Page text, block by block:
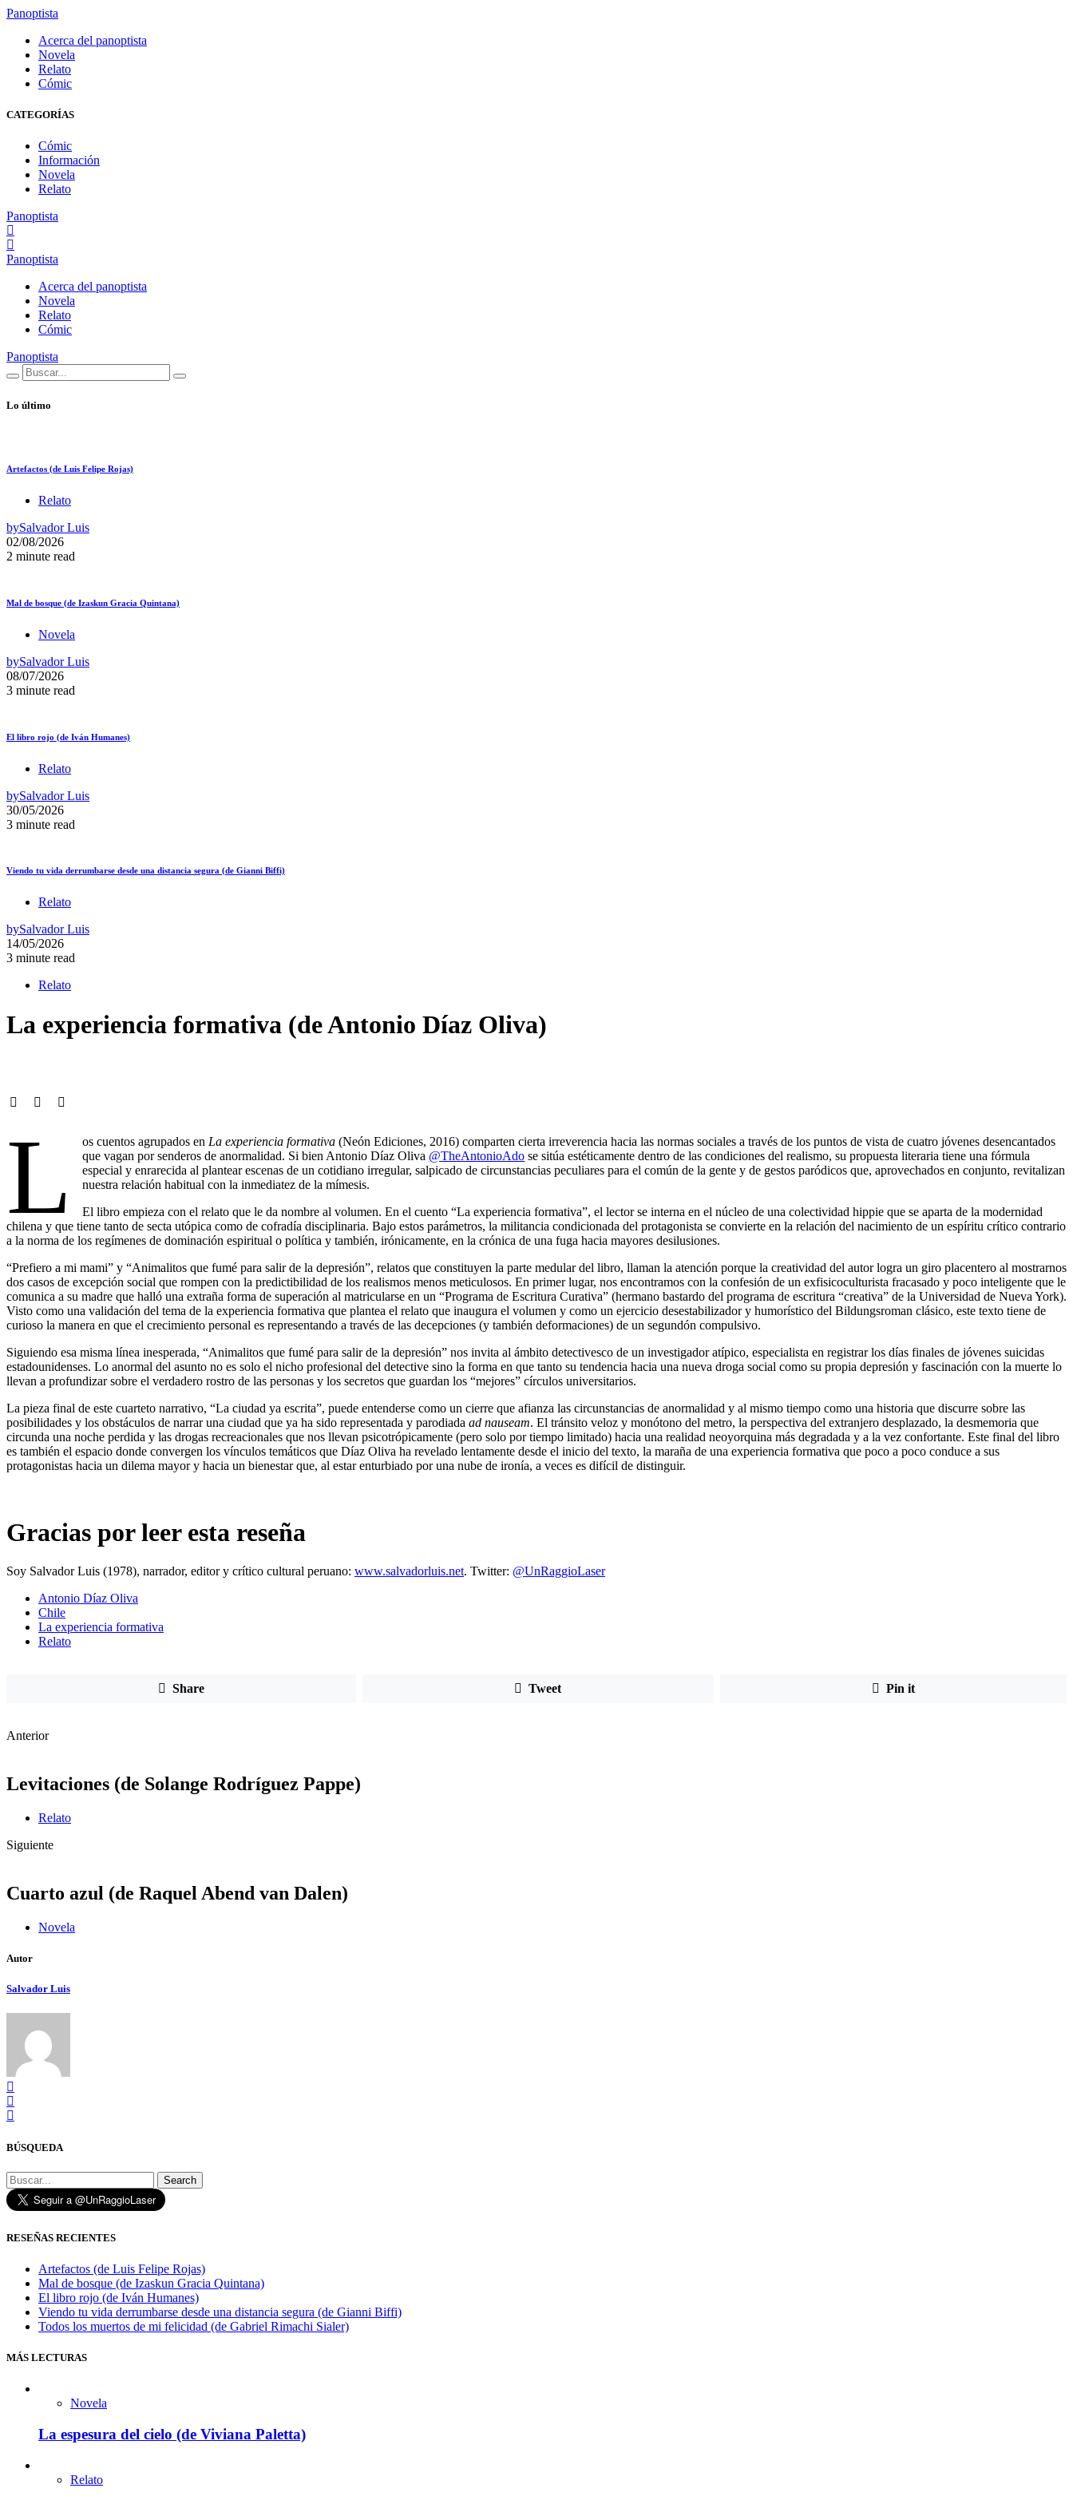
Panoptista
Acerca del panoptista
Novela
Relato
Cómic
CATEGORÍAS
Cómic
Información
Novela
Relato
Panoptista
Panoptista
Acerca del panoptista
Novela
Relato
Cómic
Panoptista
Lo último
Artefactos (de Luis Felipe Rojas)
Relato
bySalvador Luis
02/08/2026
2 minute read
Mal de bosque (de Izaskun Gracia Quintana)
Novela
bySalvador Luis
08/07/2026
3 minute read
El libro rojo (de Iván Humanes)
Relato
bySalvador Luis
30/05/2026
3 minute read
Viendo tu vida derrumbarse desde una distancia segura (de Gianni Biffi)
Relato
bySalvador Luis
14/05/2026
3 minute read
Relato
La experiencia formativa (de Antonio Díaz Oliva)
L os cuentos agrupados en La experiencia formativa (Neón Ediciones, 2016) comparten cierta irreverencia hacia las normas sociales a través de los puntos de vista de cuatro jóvenes desencantados
que vagan por senderos de anormalidad. Si bien Antonio Díaz Oliva @TheAntonioAdo se sitúa estéticamente dentro de las condiciones del realismo, su propuesta literaria tiene una fórmula
especial y enrarecida al plantear escenas de un cotidiano irregular, salpicado de circunstancias peculiares para el común de la gente y de gestos paródicos que, aprovechados en conjunto, revitalizan
nuestra relación habitual con la inmediatez de la mímesis.
El libro empieza con el relato que le da nombre al volumen. En el cuento “La experiencia formativa”, el lector se interna en el núcleo de una colectividad hippie que se aparta de la modernidad
chilena y que tiene tanto de secta utópica como de cofradía disciplinaria. Bajo estos parámetros, la militancia condicionada del protagonista se convierte en la relación del nacimiento de un espíritu crítico contrario
a la norma de los regímenes de dominación espiritual o política y también, irónicamente, en la crónica de una fuga hacia mayores desilusiones.
“Prefiero a mi mami” y “Animalitos que fumé para salir de la depresión”, relatos que constituyen la parte medular del libro, llaman la atención porque la creatividad del autor logra un giro placentero al mostrarnos
dos casos de excepción social que rompen con la predictibilidad de los realismos menos meticulosos. En primer lugar, nos encontramos con la confesión de un exfisicoculturista fracasado y poco inteligente que le
comunica a su madre que halló una extraña forma de superación al matricularse en un “Programa de Escritura Curativa” (hermano bastardo del programa de escritura “creativa” de la Universidad de Nueva York).
Visto como una validación del tema de la experiencia formativa que plantea el relato que inaugura el volumen y como un ejercicio desestabilizador y humorístico del Bildungsroman clásico, este texto tiene de
curioso la manera en que el crecimiento personal es representando a través de las decepciones (y también deformaciones) de un segundón compulsivo.
Siguiendo esa misma línea inesperada, “Animalitos que fumé para salir de la depresión” nos invita al ámbito detectivesco de un investigador atípico, especialista en registrar los días finales de jóvenes suicidas
estadounidenses. Lo anormal del asunto no es solo el nicho profesional del detective sino la forma en que tanto su tendencia hacia una nueva droga social como su propia depresión y fascinación con la muerte lo
llevan a profundizar sobre el verdadero rostro de las personas y los secretos que guardan los “mejores” círculos universitarios.
La pieza final de este cuarteto narrativo, “La ciudad ya escrita”, puede entenderse como un cierre que afianza las circunstancias de anormalidad y al mismo tiempo como una historia que discurre sobre las
posibilidades y los obstáculos de narrar una ciudad que ya ha sido representada y parodiada ad nauseam. El tránsito veloz y monótono del metro, la perspectiva del extranjero desplazado, la desmemoria que
circunda una noche perdida y las drogas recreacionales que nos llevan psicotrópicamente (pero solo por tiempo limitado) hacia una realidad neoyorquina más degradada y a la vez confortante. Este final del libro
es también el espacio donde convergen los vínculos temáticos que Díaz Oliva ha revelado lentamente desde el inicio del texto, la maraña de una experiencia formativa que poco a poco conduce a sus
protagonistas hacia un dilema mayor y hacia un bienestar que, al estar enturbiado por una nube de ironía, a veces es difícil de distinguir.
Gracias por leer esta reseña
Soy Salvador Luis (1978), narrador, editor y crítico cultural peruano: www.salvadorluis.net. Twitter: @UnRaggioLaser
Antonio Díaz Oliva
Chile
La experiencia formativa
Relato
Share Tweet Pin it
Anterior
Levitaciones (de Solange Rodríguez Pappe)
Relato
Siguiente
Cuarto azul (de Raquel Abend van Dalen)
Novela
Autor
Salvador Luis
BÚSQUEDA
Search
RESEÑAS RECIENTES
Artefactos (de Luis Felipe Rojas)
Mal de bosque (de Izaskun Gracia Quintana)
El libro rojo (de Iván Humanes)
Viendo tu vida derrumbarse desde una distancia segura (de Gianni Biffi)
Todos los muertos de mi felicidad (de Gabriel Rimachi Sialer)
MÁS LECTURAS
Novela
La espesura del cielo (de Viviana Paletta)
Relato